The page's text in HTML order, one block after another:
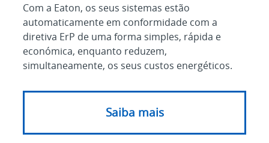
Com a Eaton, os seus sistemas estão
automaticamente em conformidade com a
diretiva ErP de uma forma simples, rápida e
económica, enquanto reduzem,
simultaneamente, os seus custos energéticos.
Saiba mais